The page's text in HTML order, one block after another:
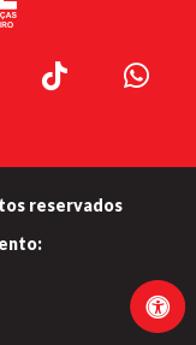
TikTok
reservados